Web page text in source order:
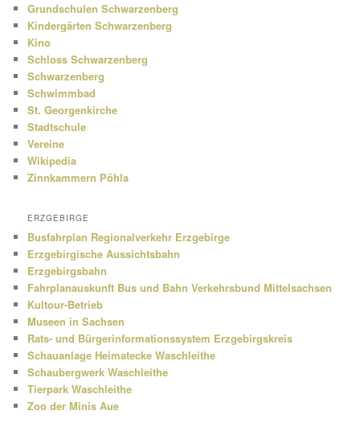
Grundschulen Schwarzenberg
Kindergärten Schwarzenberg
Kino
Schloss Schwarzenberg
Schwarzenberg
Schwimmbad
St. Georgenkirche
Stadtschule
Vereine
Wikipedia
Zinnkammern Pöhla
ERZGEBIRGE
Busfahrplan Regionalverkehr Erzgebirge
Erzgebirgische Aussichtsbahn
Erzgebirgsbahn
Fahrplanauskunft Bus und Bahn Verkehrsbund Mittelsachsen
Kultour-Betrieb
Museen in Sachsen
Rats- und Bürgerinformationssystem Erzgebirgskreis
Schauanlage Heimatecke Waschleithe
Schaubergwerk Waschleithe
Tierpark Waschleithe
Zoo der Minis Aue